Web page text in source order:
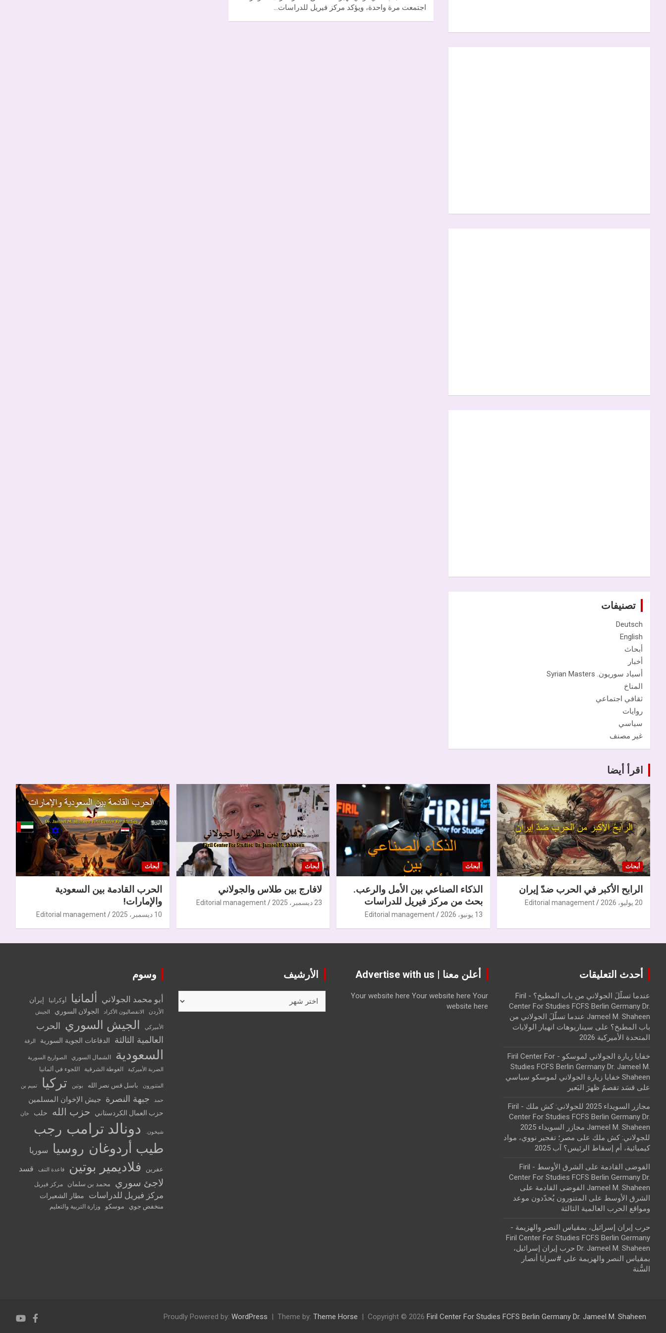
اجتمعت مرة واحدة، ويؤكد مركز فيريل للدراسات…
تصنيفات
Deutsch
English
أبحاث
أخبار
أسياد سوريون. Syrian Masters
المناخ
ثقافي اجتماعي
روايات
سياسي
غير مصنف
اقرأ أيضا
أبحاث
الرابح الأكبر في الحرب ضدّ إيران
20 يوليو، 2026 Editorial management
أبحاث
الذكاء الصناعي بين الأمل والرعب.
بحث من مركز فيريل للدراسات
13 يونيو، 2026 Editorial management
أبحاث
لافارج بين طلاس والجولاني
23 ديسمبر، 2025 Editorial management
أبحاث
الحرب القادمة بين السعودية
والإمارات!
10 ديسمبر، 2025 Editorial management
أحدث التعليقات
عندما تسلّلَ الجولاني من باب المطبخ؟ - Firil
Center For Studies FCFS Berlin Germany Dr.
Jameel M. Shaheen عندما تسلّلَ الجولاني من
باب المطبخ؟ على سيناريوهات انهيار الولايات
المتحدة الأميركية 2026
خفايا زيارة الجولاني لموسكو - Firil Center For
Studies FCFS Berlin Germany Dr. Jameel M.
Shaheen خفايا زيارة الجولاني لموسكو سياسي
على قسَد تقصمُ ظهرَ البَعير
مجازر السويداء 2025 للجولاني: كش ملك - Firil
Center For Studies FCFS Berlin Germany Dr.
Jameel M. Shaheen مجازر السويداء 2025
للجولاني: كش ملك على مصر؛ تفجير نووي، مواد
كيميائية، أم إسقاط الرئيس؟ آب 2025
الفوضى القادمة على الشرق الأوسط - Firil
Center For Studies FCFS Berlin Germany Dr.
Jameel M. Shaheen الفوضى القادمة على
الشرق الأوسط على المتنورون يُحدّدون موعد
ومواقع الحرب العالمية الثالثة
حرب إيران إسرائيل، بمقياس النصر والهزيمة -
Firil Center For Studies FCFS Berlin Germany
Dr. Jameel M. Shaheen حرب إيران إسرائيل،
بمقياس النصر والهزيمة على #سرايا أنصار
السُّنة
أعلن معنا | Advertise with us
Your website here Your website here Your
website here
الأرشيف وسوم
أبو محمد الجولاني ألمانيا أوكرانيا إيران
الأردن الانفصاليون الأكراد الجولان السوري الجيش
الأميركي الجيش السوري الحرب
العالمية الثالثة
الدفاعات الجوية السورية الرقة
السعودية الشمال السوري
الصواريخ السورية
الضربة الأميركية
الغوطة الشرقية اللجوء في ألمانيا
المتنورون باسل قس نصر الله بوتين تركيا تميم بن
حمد جبهة النصرة جيش الإخوان المسلمين
حزب العمال الكردستاني حزب الله حلب خان
شيخون. دونالد ترامب رجب
طيب أردوغان روسيا سوريا
عفرين فلاديمير بوتين قاعدة التنف قسد
لاجئ سوري محمد بن سلمان مركز فيريل
مركز فيريل للدراسات مطار الشعيرات
منخفض جوي موسكو وزارة التربية والتعليم
Copyright © 2026 Firil Center For Studies FCFS Berlin Germany Dr. Jameel M. Shaheen
Theme by: Theme Horse
Proudly Powered by: WordPress